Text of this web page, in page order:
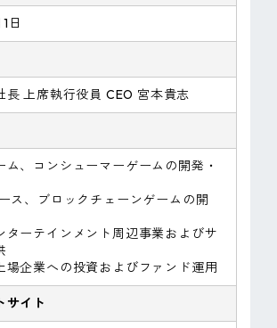
日
長 上席執行役員 CEO 宮本貴志
ム、コンシューマーゲームの開発・
ス、ブロックチェーンゲームの開
ターテインメント周辺事業およびサ
場企業への投資およびファンド運用
サイト